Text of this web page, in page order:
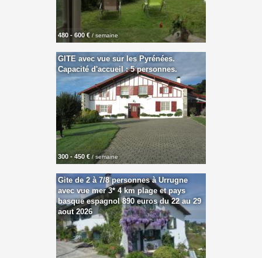
480 - 600 € / semaine
GITE avec vue sur les Pyrénées.
Capacité d'accueil : 5 personnes.
300 - 450 € / semaine
Gite de 2 à 7/8 personnes à Urrugne
avec vue mer 3* 4 km plage et pays
basque espagnol 890 euros du 22 au 29
aout 2026